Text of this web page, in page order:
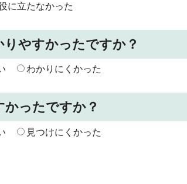
に立たなかった
やすかったですか？
わかりにくかった
ったですか？
見つけにくかった